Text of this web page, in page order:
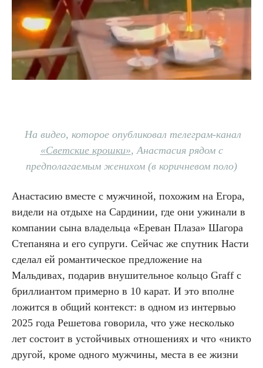
На видео, которое опубликовал телеграм-канал
«Светские крошки», Анастасия рядом с
предполагаемым женихом (в коричневом поло)
Анастасию вместе с мужчиной, похожим на Егора,
видели на отдыхе на Сардинии, где они ужинали в
компании сына владельца «Ереван Плаза» Шагора
Степаняна и его супруги. Сейчас же спутник Насти
сделал ей романтическое предложение на
Мальдивах, подарив внушительное кольцо Graff с
бриллиантом примерно в 10 карат. И это вполне
ложится в общий контекст: в одном из интервью
2025 года Решетова говорила, что уже несколько
лет состоит в устойчивых отношениях и что «никто
другой, кроме одного мужчины, места в ее жизни